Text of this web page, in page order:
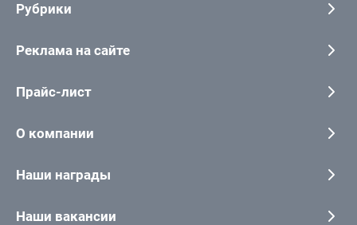
Рубрики
Реклама на сайте
Прайс-лист
О компании
Наши награды
Наши вакансии